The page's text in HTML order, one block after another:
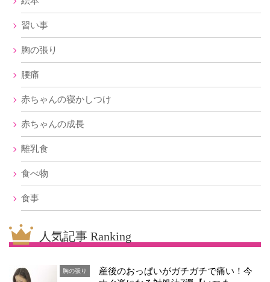
習い事
胸の張り
腰痛
赤ちゃんの寝かしつけ
赤ちゃんの成長
離乳食
食べ物
食事
人気記事 Ranking
胸の張り
産後のおっぱいがガチガチで痛い！今